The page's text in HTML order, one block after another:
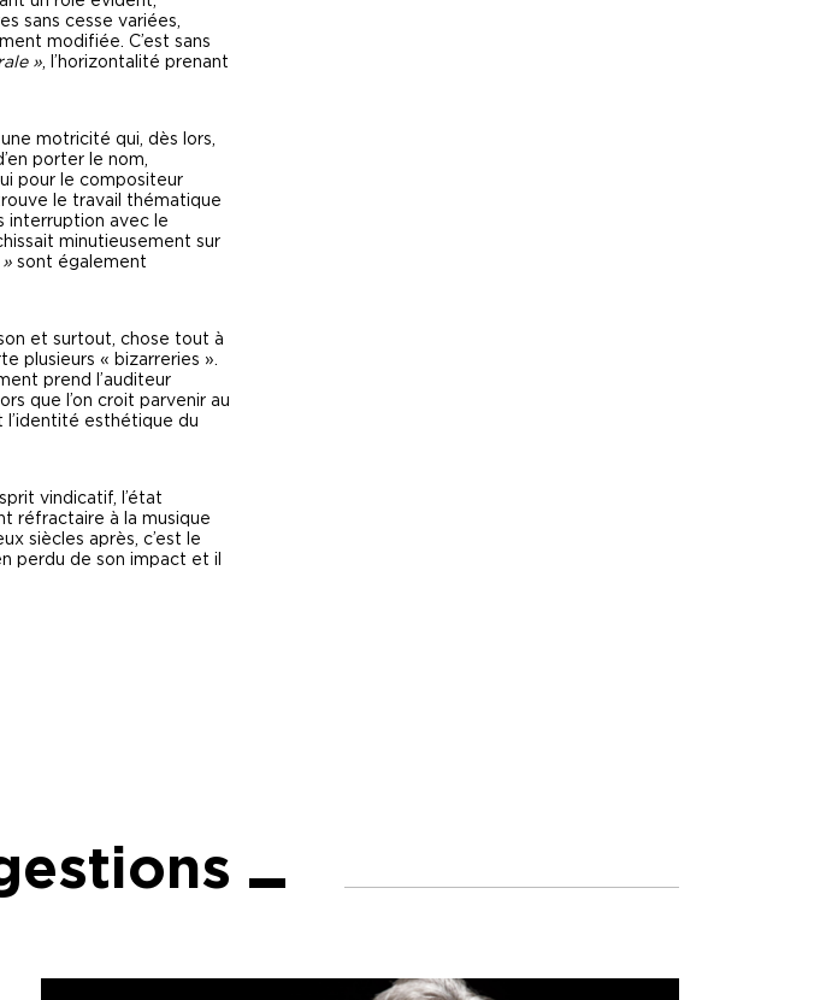
sans cesse variées,
modifiée. C’est sans
», l’horizontalité prenant
motricité qui, dès lors,
porter le nom,
pour le compositeur
le travail thématique
interruption avec le
minutieusement sur
sont également
et surtout, chose tout à
plusieurs « bizarreries ».
prend l’auditeur
que l’on croit parvenir au
esthétique du
vindicatif, l’état
réfractaire à la musique
siècles après, c’est le
perdu de son impact et il